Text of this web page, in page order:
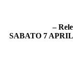
–
SABATO 7